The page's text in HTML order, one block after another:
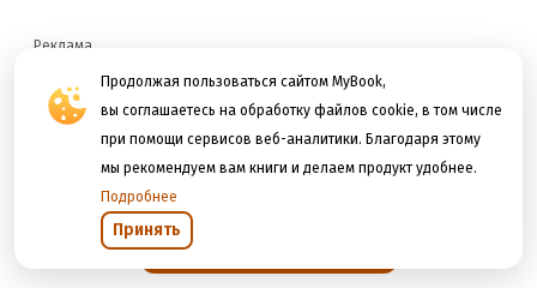
Продолжая пользоваться сайтом MyBook,
вы соглашаетесь на обработку файлов cookie, в том числе
при помощи сервисов веб-аналитики. Благодаря этому
мы рекомендуем вам книги и делаем продукт удобнее.
Подробнее
Принять
Реклама
reklama@litres.ru
Мы принимаем к оплате
Открыть в приложении